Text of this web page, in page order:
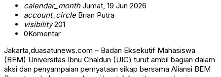
calendar_monthJumat, 19 Jun 2026
account_circleBrian Putra
visibility201
0Komentar
Jakarta,duasatunews.com – Badan Eksekutif Mahasiswa
(BEM) Universitas Ibnu Chaldun (UIC) turut ambil bagian dalam
aksi dan penyampaian pernyataan sikap bersama Aliansi BEM